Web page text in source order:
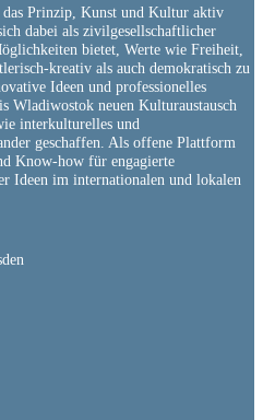
Prinzip, Kunst und Kultur aktiv
dabei als zivilgesellschaftlicher
bietet, Werte wie Freiheit,
kreativ als auch demokratisch zu
Ideen und professionelles
Wladiwostok neuen Kulturaustausch
interkulturelles und
geschaffen. Als offene Plattform
Know-how für engagierte
Ideen im internationalen und lokalen